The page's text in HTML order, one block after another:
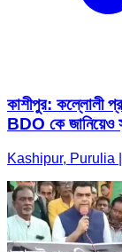
কাশীপুর: কল্লোলী
BDO কে জানিয়েও
Kashipur, Purulia